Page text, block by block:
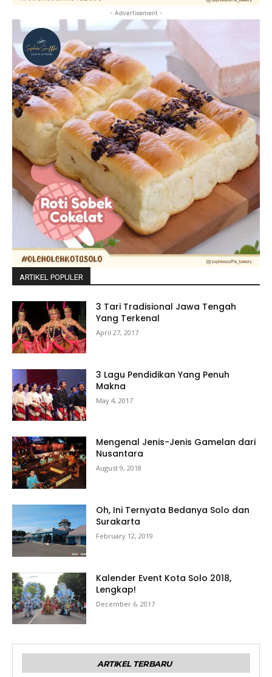
- Advertisement -
ARTIKEL POPULER
3 Tari Tradisional Jawa Tengah
Yang Terkenal
April 27, 2017
3 Lagu Pendidikan Yang Penuh
Makna
May 4, 2017
Mengenal Jenis-Jenis Gamelan dari
Nusantara
August 9, 2018
Oh, Ini Ternyata Bedanya Solo dan
Surakarta
February 12, 2019
Kalender Event Kota Solo 2018,
Lengkap!
December 6, 2017
ARTIKEL TERBARU